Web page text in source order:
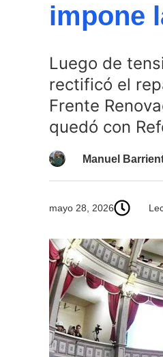
impone
Luego de
rectificó el
Frente
quedó con
Manuel
mayo 28, 2026